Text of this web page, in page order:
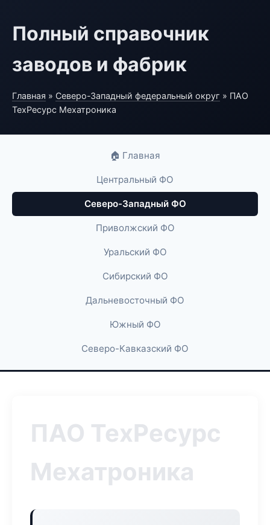
Полный справочник
заводов и фабрик
Главная » Северо-Западный федеральный округ » ПАО
ТехРесурс Мехатроника
🏠 Главная
Центральный ФО
Северо-Западный ФО
Приволжский ФО
Уральский ФО
Сибирский ФО
Дальневосточный ФО
Южный ФО
Северо-Кавказский ФО
ПАО ТехРесурс
Мехатроника